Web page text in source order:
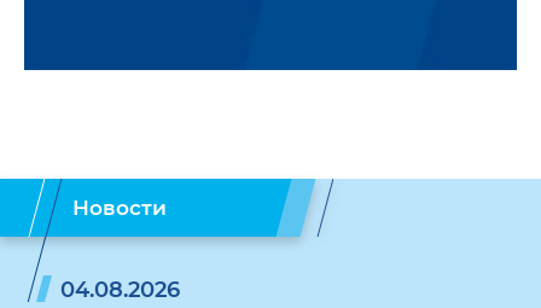
Новости
04.08.2026